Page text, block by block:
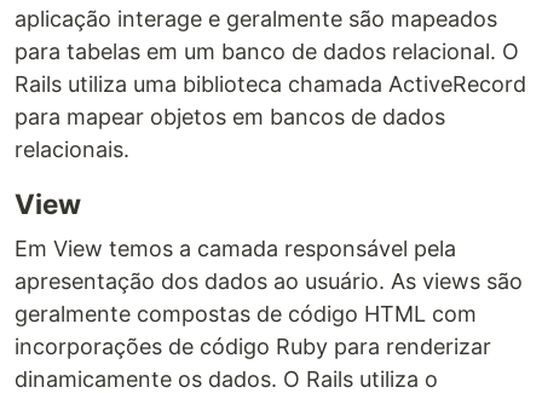
aplicação interage e geralmente são mapeados
para tabelas em um banco de dados relacional. O
Rails utiliza uma biblioteca chamada ActiveRecord
para mapear objetos em bancos de dados
relacionais.
View
Em View temos a camada responsável pela
apresentação dos dados ao usuário. As views são
geralmente compostas de código HTML com
incorporações de código Ruby para renderizar
dinamicamente os dados. O Rails utiliza o